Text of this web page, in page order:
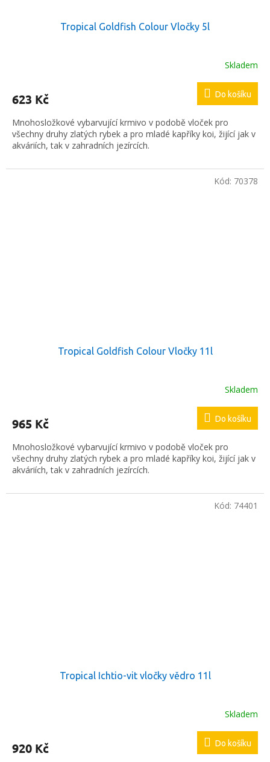
Tropical Goldfish Colour Vločky 5l
Skladem
623 Kč Do košíku
Mnohosložkové vybarvující krmivo v podobě vloček pro
všechny druhy zlatých rybek a pro mladé kapříky koi, žijící jak v
akváriích, tak v zahradních jezírcích.
Tropical Goldfish Colour Vločky 11l
Skladem
965 Kč Do košíku
Mnohosložkové vybarvující krmivo v podobě vloček pro
všechny druhy zlatých rybek a pro mladé kapříky koi, žijící jak v
akváriích, tak v zahradních jezírcích.
Kód: 70378
Tropical Ichtio-vit vločky vědro 11l
Skladem
920 Kč Do košíku
Kód: 74401